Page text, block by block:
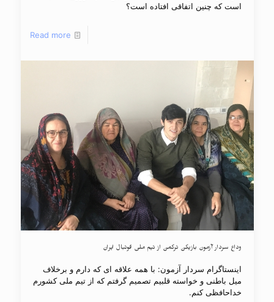
است که چنین اتفاقی افتاده است؟
Read more
وداع سردار آزمون بازیکن ترکمن از تیم ملی فوتبال ایران
اینستاگرام سردار آزمون: با همه علاقه ای که دارم و برخلاف
میل باطنی و خواسته قلبیم تصمیم گرفتم که از تیم ملی کشورم
خداحافظی کنم.